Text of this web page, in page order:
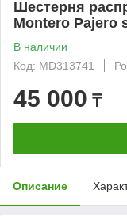
Шестерня
Montero Pajero
В наличии
Код: MD313741
45 000 ₸
Описание